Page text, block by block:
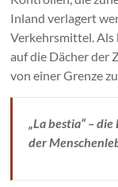
Inland verlagert
Verkehrsmittel. Als
auf die Dächer der
von einer Grenze
„La bestia“ –
der